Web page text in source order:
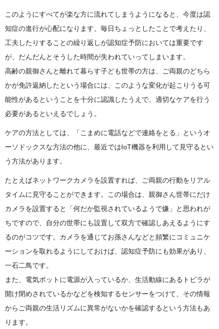
このようにすべてが楽な方に流れてしまうようになると、今度は認
知症の進行が心配になります。毎日ちょっとしたことで考えたり、
工夫したりすることの繰り返しが認知症予防においては重要です
が、だんだんとそうした時間が失われていってしまいます。
高齢の親御さんと離れて暮らす子ども世帯の方は、ご両親のどちら
かが免許返納したという場合には、このような変化が起こりうる可
能性があるということを十分に認識したうえで、適切なケアを行う
必要があるといえるでしょう。
ケアの方法としては、「こまめに電話などで連絡をとる」というオ
ーソドックスな方法の他に、最近ではIoT機器を利用して見守るとい
う方法があります。
たとえばネットワークカメラを設置すれば、ご両親の行動をリアル
タイムに見守ることができます。この場合は、親御さん世帯にだけ
カメラを設置すると「何だか監視されているようで嫌」と思われが
ちですので、自分の世帯にも設置して双方で確認しあえるようにす
るのがコツです。カメラを通じてお孫さんなどと頻繁にコミュニケ
ーションを取れるようにしておけば、認知症予防にも効果があり、
一石二鳥です。
また、電気ポットに電源が入っているか、生活動線にあるトビラが
開け閉めされているかなどを検知するセンサーをつけて、その情報
からご両親の生活リズムに異常がないかを確認するという方法もあ
ります。